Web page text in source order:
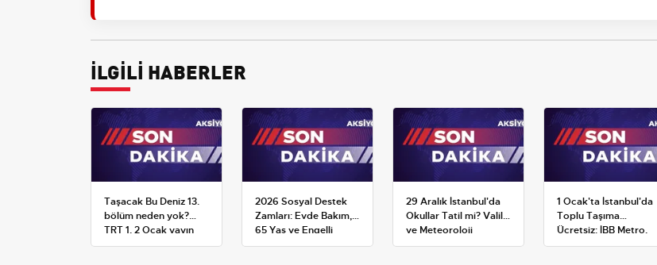
İLGİLİ HABERLER
Taşacak Bu Deniz 13.
bölüm neden yok?
TRT 1, 2 Ocak yayın
planını değiştirdi
2026 Sosyal Destek
Zamları: Evde Bakım,
65 Yaş ve Engelli
Maaşlarında Yeni
29 Aralık İstanbul'da
Okullar Tatil mi? Valilik
ve Meteoroloji
Açıklamaları
1 Ocak'ta İstanbul'da
Toplu Taşıma
Ücretsiz: İBB Metro,
Metrobüs ve Otobüs